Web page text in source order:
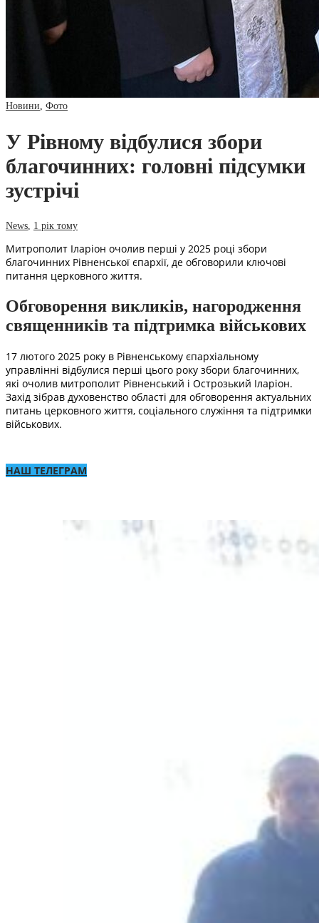
Новини Фото
У Рівному відбулися збори
благочинних: головні підсумки
зустрічі
News 1 рік тому
Митрополит Іларіон очолив перші у 2025 році збори
благочинних Рівненської єпархії, де обговорили ключові
питання церковного життя.
Обговорення викликів, нагородження
священників та підтримка військових
17 лютого 2025 року в Рівненському єпархіальному
управлінні відбулися перші цього року збори благочинних,
які очолив митрополит Рівненський і Острозький Іларіон.
Захід зібрав духовенство області для обговорення актуальних
питань церковного життя, соціального служіння та підтримки
військових.
НАШ ТЕЛЕГРАМ